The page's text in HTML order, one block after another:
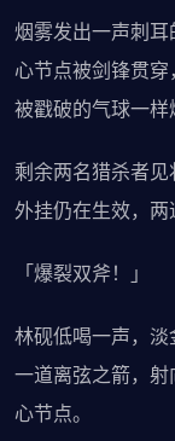
烟雾发出一声刺
心节点被剑锋贯
被戳破的气球一样
剩余两名猎杀者
外挂仍在生效，两
「爆裂双斧！」
林砚低喝一声，
一道离弦之箭，
心节点。